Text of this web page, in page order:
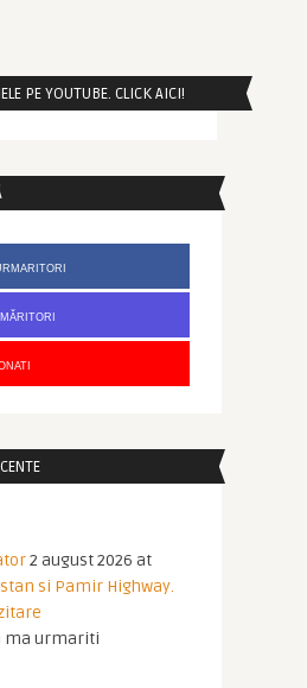
PE YOUTUBE. CLICK AICI!
2 august 2026 at
si Pamir Highway.
ma urmariti